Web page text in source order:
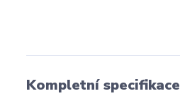
Kompletní specifikace